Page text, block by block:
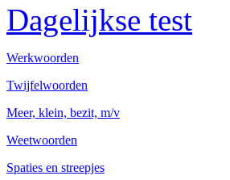
Dagelijkse test
Werkwoorden
Twijfelwoorden
Meer, klein, bezit, m/v
Weetwoorden
Spaties en streepjes